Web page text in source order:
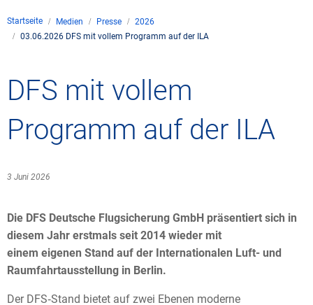
Safety
Umwelt
Umwelt vor Ort
FAQ zum
Drohnen an
Training
Presse
Fotos und Filme
Startseite Medien Presse
2026
03.06.2026 DFS mit vollem Programm auf der ILA
DFS mit vollem
Programm auf der ILA
3 Juni 2026
Die DFS Deutsche Flugsicherung GmbH präsentiert sich in
diesem Jahr erstmals seit 2014 wieder mit
einem eigenen Stand auf der Internationalen Luft- und
Raumfahrtausstellung in Berlin.
Der DFS‑Stand bietet auf zwei Ebenen moderne